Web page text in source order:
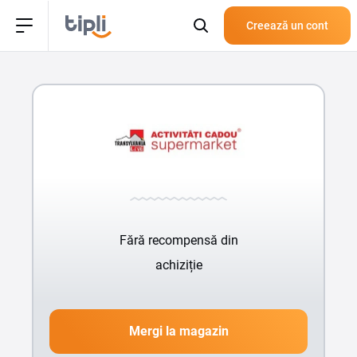
Creează un cont
Fără recompensă din
achiziție
Mergi la magazin